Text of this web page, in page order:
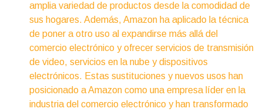
amplia variedad de productos desde la comodidad de
sus hogares. Además, Amazon ha aplicado la técnica
de poner a otro uso al expandirse más allá del
comercio electrónico y ofrecer servicios de transmisión
de video, servicios en la nube y dispositivos
electrónicos. Estas sustituciones y nuevos usos han
posicionado a Amazon como una empresa líder en la
industria del comercio electrónico y han transformado